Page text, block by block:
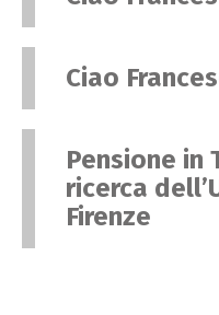
Ciao
Pensione in
ricerca
Firenze